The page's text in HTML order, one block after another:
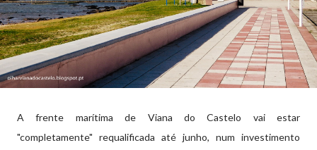
A frente marítima de Viana do Castelo vai estar
"completamente" requalificada até junho, num investimento